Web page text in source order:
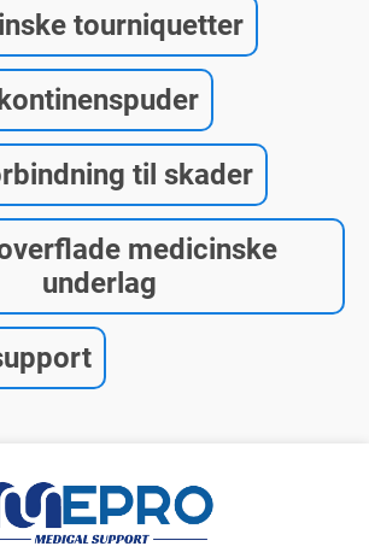
tourniquetter
til skader
medicinske
underlag